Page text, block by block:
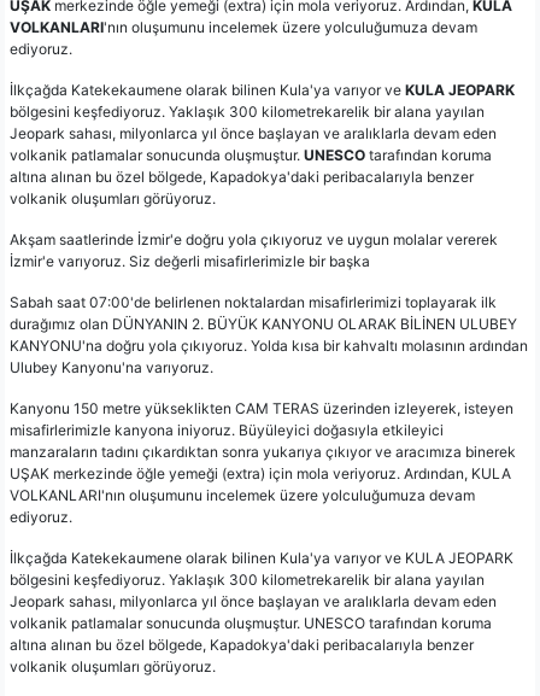
UŞAK merkezinde öğle yemeği (extra) için mola veriyoruz. Ardından, KULA
VOLKANLARI'nın oluşumunu incelemek üzere yolculuğumuza devam
ediyoruz.
İlkçağda Katekekaumene olarak bilinen Kula'ya varıyor ve KULA JEOPARK
bölgesini keşfediyoruz. Yaklaşık 300 kilometrekarelik bir alana yayılan
Jeopark sahası, milyonlarca yıl önce başlayan ve aralıklarla devam eden
volkanik patlamalar sonucunda oluşmuştur. UNESCO tarafından koruma
altına alınan bu özel bölgede, Kapadokya'daki peribacalarıyla benzer
volkanik oluşumları görüyoruz.
Akşam saatlerinde İzmir'e doğru yola çıkıyoruz ve uygun molalar vererek
İzmir'e varıyoruz. Siz değerli misafirlerimizle bir başka
Sabah saat 07:00'de belirlenen noktalardan misafirlerimizi toplayarak ilk
durağımız olan DÜNYANIN 2. BÜYÜK KANYONU OLARAK BİLİNEN ULUBEY
KANYONU'na doğru yola çıkıyoruz. Yolda kısa bir kahvaltı molasının ardından
Ulubey Kanyonu'na varıyoruz.
Kanyonu 150 metre yükseklikten CAM TERAS üzerinden izleyerek, isteyen
misafirlerimizle kanyona iniyoruz. Büyüleyici doğasıyla etkileyici
manzaraların tadını çıkardıktan sonra yukarıya çıkıyor ve aracımıza binerek
UŞAK merkezinde öğle yemeği (extra) için mola veriyoruz. Ardından, KULA
VOLKANLARI'nın oluşumunu incelemek üzere yolculuğumuza devam
ediyoruz.
İlkçağda Katekekaumene olarak bilinen Kula'ya varıyor ve KULA JEOPARK
bölgesini keşfediyoruz. Yaklaşık 300 kilometrekarelik bir alana yayılan
Jeopark sahası, milyonlarca yıl önce başlayan ve aralıklarla devam eden
volkanik patlamalar sonucunda oluşmuştur. UNESCO tarafından koruma
altına alınan bu özel bölgede, Kapadokya'daki peribacalarıyla benzer
volkanik oluşumları görüyoruz.